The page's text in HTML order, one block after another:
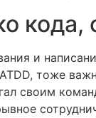
и
тоже
своим